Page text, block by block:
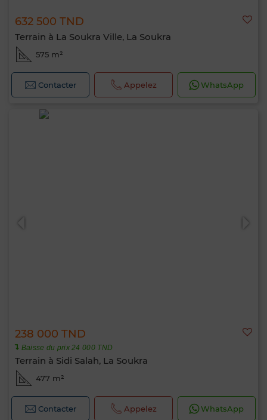
632 500 TND
Terrain à La Soukra Ville, La Soukra
575 m²
Contacter Appelez WhatsApp
238 000 TND
Baisse du prix 24 000 TND
Terrain à Sidi Salah, La Soukra
477 m²
Contacter Appelez WhatsApp